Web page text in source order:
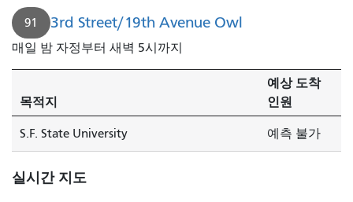
91 3rd Street/19th Avenue Owl
매일 밤 자정부터 새벽 5시까지
목적지
예상 도착
인원
S.F. State University 예측 불가
실시간 지도